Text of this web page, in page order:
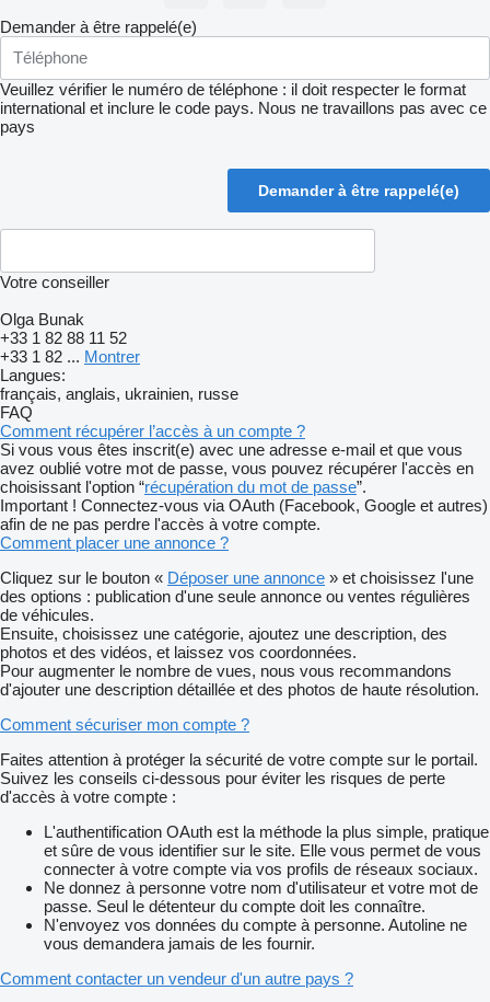
Demander à être rappelé(e)
Veuillez vérifier le numéro de téléphone : il doit respecter le format
international et inclure le code pays. Nous ne travaillons pas avec ce
pays
Votre conseiller
Olga Bunak
+33 1 82 88 11 52
+33 1 82 ... Montrer
Langues:
français, anglais, ukrainien, russe
FAQ
Comment récupérer l’accès à un compte ?
Si vous vous êtes inscrit(e) avec une adresse e-mail et que vous
avez oublié votre mot de passe, vous pouvez récupérer l'accès en
choisissant l'option “récupération du mot de passe”.
Important ! Connectez-vous via OAuth (Facebook, Google et autres)
afin de ne pas perdre l'accès à votre compte.
Comment placer une annonce ?
Cliquez sur le bouton « Déposer une annonce » et choisissez l'une
des options : publication d'une seule annonce ou ventes régulières
de véhicules.
Ensuite, choisissez une catégorie, ajoutez une description, des
photos et des vidéos, et laissez vos coordonnées.
Pour augmenter le nombre de vues, nous vous recommandons
d'ajouter une description détaillée et des photos de haute résolution.
Comment sécuriser mon compte ?
Faites attention à protéger la sécurité de votre compte sur le portail.
Suivez les conseils ci-dessous pour éviter les risques de perte
d'accès à votre compte :
L'authentification OAuth est la méthode la plus simple, pratique
et sûre de vous identifier sur le site. Elle vous permet de vous
connecter à votre compte via vos profils de réseaux sociaux.
Ne donnez à personne votre nom d'utilisateur et votre mot de
passe. Seul le détenteur du compte doit les connaître.
N'envoyez vos données du compte à personne. Autoline ne
vous demandera jamais de les fournir.
Comment contacter un vendeur d'un autre pays ?